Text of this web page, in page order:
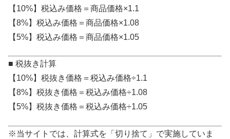
【10%】税込み価格＝商品価格×1.1
【8%】税込み価格＝商品価格×1.08
【5%】税込み価格＝商品価格×1.05
■ 税抜き計算
【10%】税抜き価格＝税込み価格÷1.1
【8%】税抜き価格＝税込み価格÷1.08
【5%】税抜き価格＝税込み価格÷1.05
※当サイトでは、計算式を「切り捨て」で実施していま